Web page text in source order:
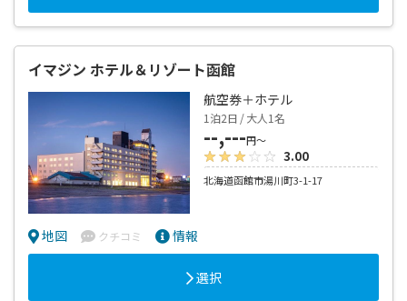
イマジン ホテル＆リゾート函館
航空券＋ホテル
1泊2日 / 大人1名
--,---円～
3.00
北海道函館市湯川町3-1-17
地図 クチコミ 情報
選択